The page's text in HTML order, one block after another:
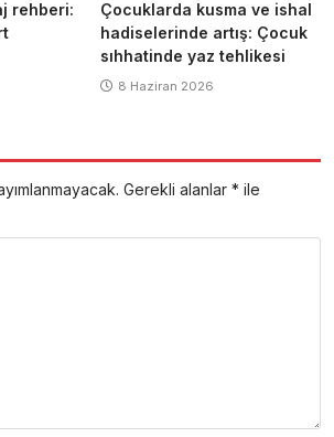
rehberi:
Çocuklarda kusma ve ishal
hadiselerinde artış: Çocuk
sıhhatinde yaz tehlikesi
8 Haziran 2026
Gerekli alanlar * ile